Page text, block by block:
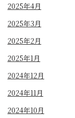
2025年4月
2025年3月
2025年2月
2025年1月
2024年12月
2024年11月
2024年10月